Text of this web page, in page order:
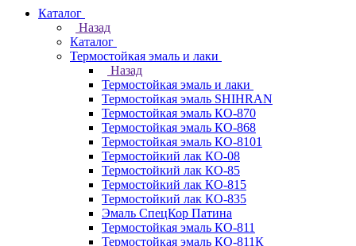
Каталог
Назад
Каталог
Термостойкая эмаль и лаки
Назад
Термостойкая эмаль и лаки
Термостойкая эмаль SHIHRAN
Термостойкая эмаль КО-870
Термостойкая эмаль КО-868
Термостойкая эмаль КО-8101
Термостойкий лак КО-08
Термостойкий лак КО-85
Термостойкий лак КО-815
Термостойкий лак КО-835
Эмаль СпецКор Патина
Термостойкая эмаль КО-811
Термостойкая эмаль КО-811К